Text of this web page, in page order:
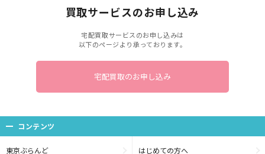
買取サービスのお申し込み
宅配買取サービスのお申し込みは
以下のページより承っております。
宅配買取のお申し込み
コンテンツ
東京ぶらんど はじめての方へ